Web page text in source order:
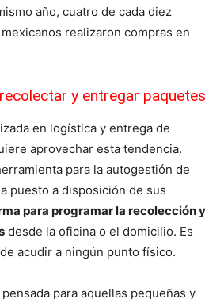
año, cuatro de cada diez
realizaron compras en
y entregar paquetes
en logística y entrega de
aprovechar esta tendencia.
para la autogestión de
puesto a disposición de sus
para programar la recolección y
desde la oficina o el domicilio. Es
acudir a ningún punto físico.
para aquellas pequeñas y